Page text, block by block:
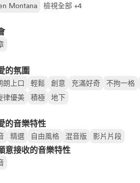
Montana
檢視全部 +4
的氛圍
朗上口 輕鬆 創意 充滿好奇 不拘一格
律優美 積極 地下
的音樂特性
精選 自由風格 混音版 影片片段
意接收的音樂特性